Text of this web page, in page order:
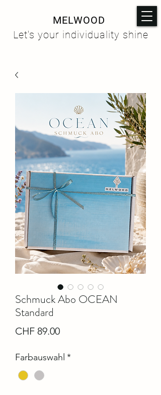
MELWOOD
Let's your individuality shine
Schmuck Abo OCEAN
Standard
CHF 89.00Preis
Farbauswahl *